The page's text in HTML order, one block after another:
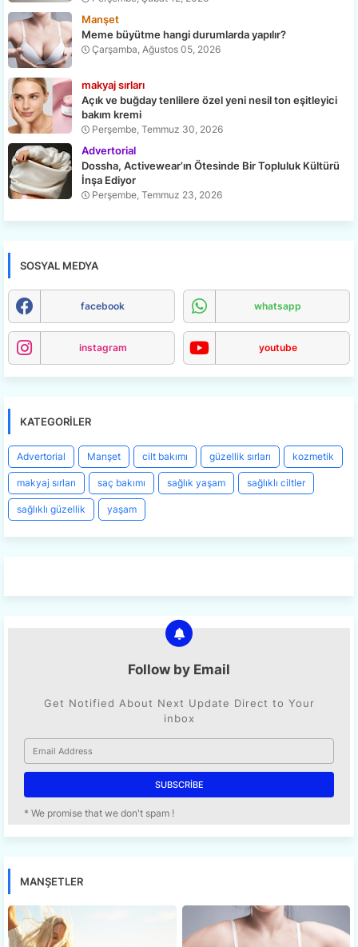
Manşet
Meme büyütme hangi durumlarda yapılır?
Çarşamba, Ağustos 05, 2026
makyaj sırları
Açık ve buğday tenlilere özel yeni nesil ton eşitleyici
bakım kremi
Perşembe, Temmuz 30, 2026
Advertorial
Dossha, Activewear’ın Ötesinde Bir Topluluk Kültürü
İnşa Ediyor
Perşembe, Temmuz 23, 2026
SOSYAL MEDYA
facebook whatsapp
instagram youtube
KATEGORILER
Advertorial Manşet cilt bakımı güzellik sırları kozmetik
makyaj sırları saç bakımı sağlık yaşam sağlıklı ciltler
sağlıklı güzellik yaşam
Follow by Email
Get Notified About Next Update Direct to Your
inbox
* We promise that we don't spam !
MANŞETLER